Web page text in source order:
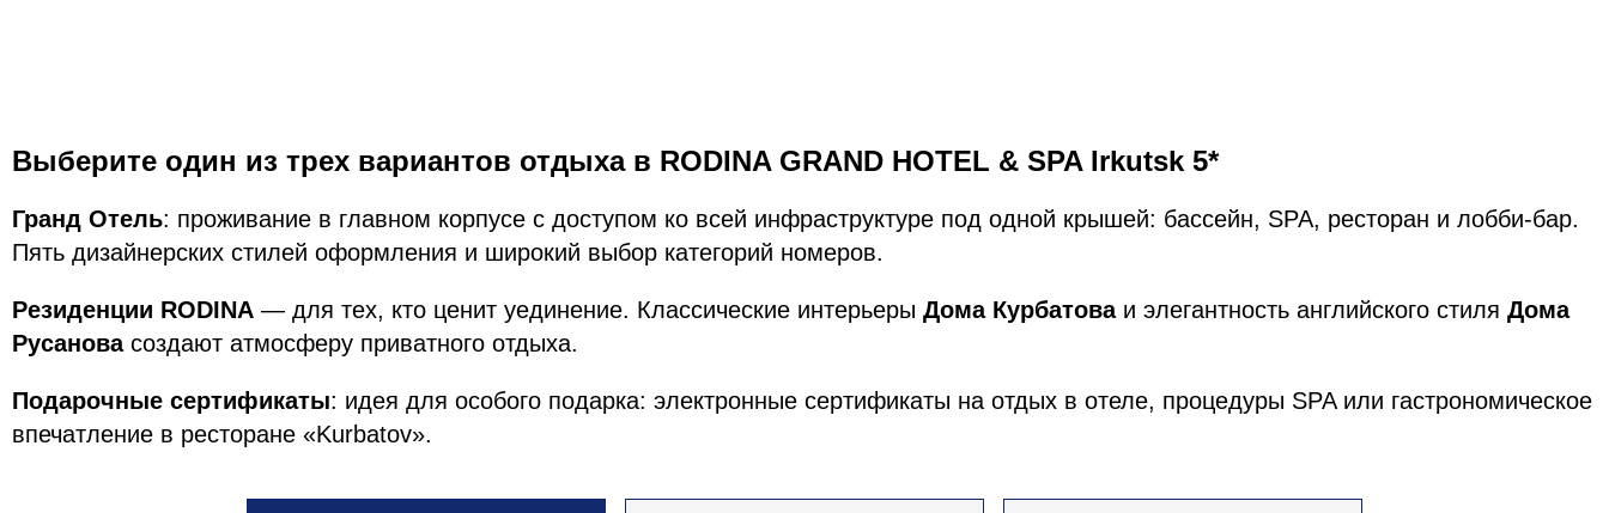
Выберите один из трех вариантов отдыха в RODINA GRAND HOTEL & SPA Irkutsk 5*
Гранд Отель: проживание в главном корпусе с доступом ко всей инфраструктуре под одной крышей: бассейн, SPA, ресторан и лобби-бар.
Пять дизайнерских стилей оформления и широкий выбор категорий номеров.
Резиденции RODINA — для тех, кто ценит уединение. Классические интерьеры Дома Курбатоваи элегантность английского стиля Дома
Русановасоздают атмосферу приватного отдыха.
Подарочные сертификаты: идея для особого подарка: электронные сертификаты на отдых в отеле, процедуры SPA или гастрономическое
впечатление в ресторане «Kurbatov».